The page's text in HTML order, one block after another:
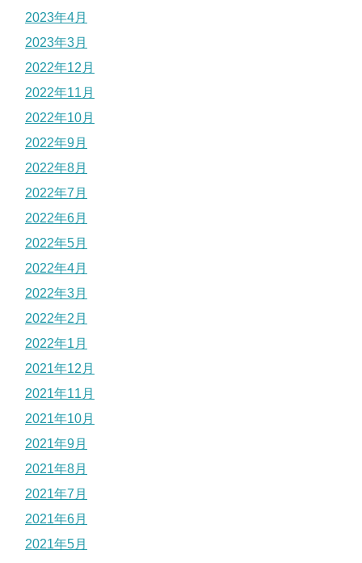
2023年4月
2023年3月
2022年12月
2022年11月
2022年10月
2022年9月
2022年8月
2022年7月
2022年6月
2022年5月
2022年4月
2022年3月
2022年2月
2022年1月
2021年12月
2021年11月
2021年10月
2021年9月
2021年8月
2021年7月
2021年6月
2021年5月